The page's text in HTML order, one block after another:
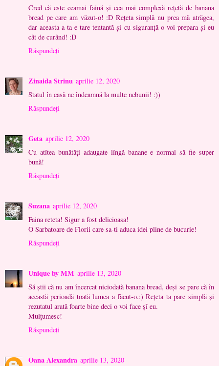
Cred că este ceamai faină și cea mai complexă rețetă de banana
bread pe care am văzut-o! :D Rețeta simplă nu prea mă atrăgea,
dar aceasta a ta e tare tentantă și cu siguranță o voi prepara și eu
cât de curând! :D
Răspundeți
Zinaida Strinu aprilie 12, 2020
Statul în casă ne îndeamnă la multe nebunii! :))
Răspundeți
Geta aprilie 12, 2020
Cu atîtea bunătăţi adaugate lîngă banane e normal să fie super
bună!
Răspundeți
Suzana aprilie 12, 2020
Faina reteta! Sigur a fost delicioasa!
O Sarbatoare de Florii care sa-ti aduca idei pline de bucurie!
Răspundeți
Unique by MM aprilie 13, 2020
Să știi că nu am încercat niciodată banana bread, deși se pare că în
această perioadă toată lumea a făcut-o.:) Rețeta ta pare simplă și
rezutatul arată foarte bine deci o voi face șî eu.
Mulțumesc!
Răspundeți
Oana Alexandra aprilie 13, 2020